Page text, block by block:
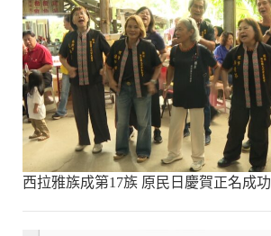
西拉雅族成第17族 原民日慶賀正名成功